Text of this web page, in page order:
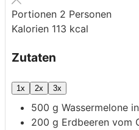
Portionen 2 Personen
Kalorien 113 kcal
Zutaten
1x 2x 3x
500 g Wassermelone
200 g Erdbeeren vom